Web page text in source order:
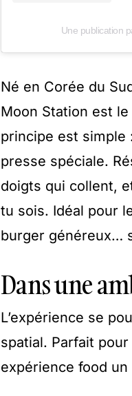
Une publication
Né en Corée du
Moon Station est
principe est simple
presse spéciale.
doigts qui collent,
tu sois. Idéal pour
burger généreux…
Dans une
L’expérience se
spatial. Parfait
expérience food